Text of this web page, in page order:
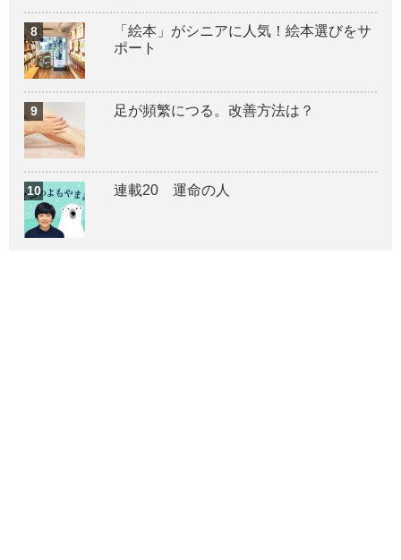
「絵本」がシニアに人気！絵本選びをサ
ポート
足が頻繁につる。改善方法は？
連載20 運命の人